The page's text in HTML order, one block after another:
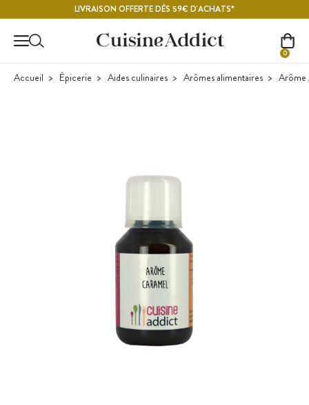
LIVRAISON OFFERTE DÈS 59€ D'ACHATS*
0
Accueil Épicerie Aides culinaires Arômes alimentaires Arôme